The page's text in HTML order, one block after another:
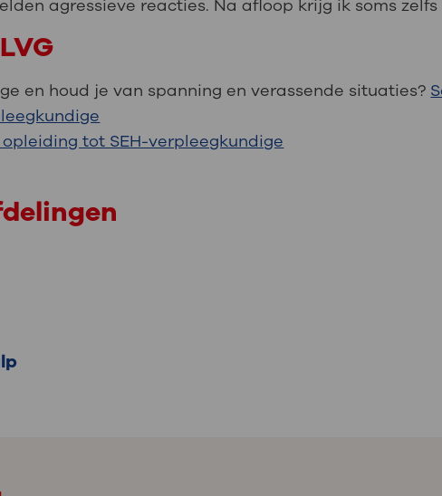
agressieve reacties. Na afloop krijg ik soms zelfs
en houd je van spanning en verassende situaties?
tot SEH-verpleegkundige